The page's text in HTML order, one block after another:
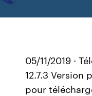
05/11/2019 ·
12.7.3
pour